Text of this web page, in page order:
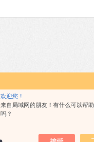
欢迎您！
来自局域网的朋友！有什么可以帮
吗？